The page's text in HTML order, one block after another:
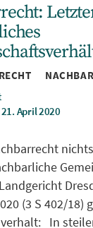
April 2020
(3 S 402/18)
In